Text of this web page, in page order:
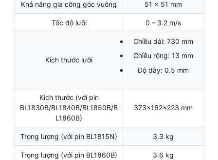
Khả năng gia công góc vuông 51 x 51 mm
Tốc độ lưỡi 0 – 3.2 m/s
Kích thước lưỡi
Chiều dài: 730 mm
Chiều rộng: 13 mm
Độ dày: 0.5 mm
Kích thước (với pin
BL1830B/BL1840B/BL1850B/B
L1860B)
373x162x223 mm
Trọng lượng (với pin BL1815N) 3.3 kg
Trọng lượng (với pin BL1860B) 3.6 kg